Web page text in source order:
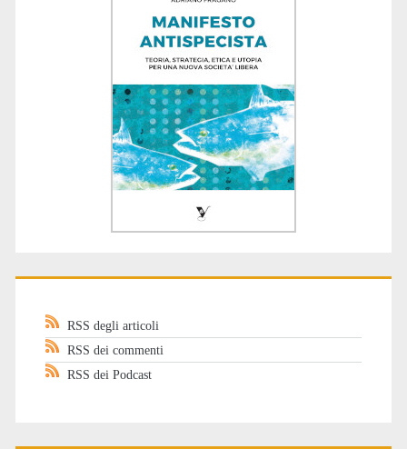
RSS degli articoli
RSS dei commenti
RSS dei Podcast